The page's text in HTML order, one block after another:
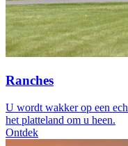
Ranches
U wordt wakker op een
het platteland om u heen.
Ontdek